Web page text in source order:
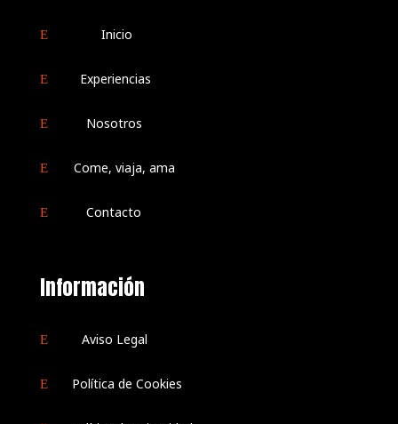
E Inicio
E Experiencias
E Nosotros
E Come, viaja, ama
E Contacto
Información
E Aviso Legal
E Política de Cookies